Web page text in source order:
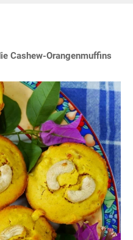
Cashew-Orangenmuffins